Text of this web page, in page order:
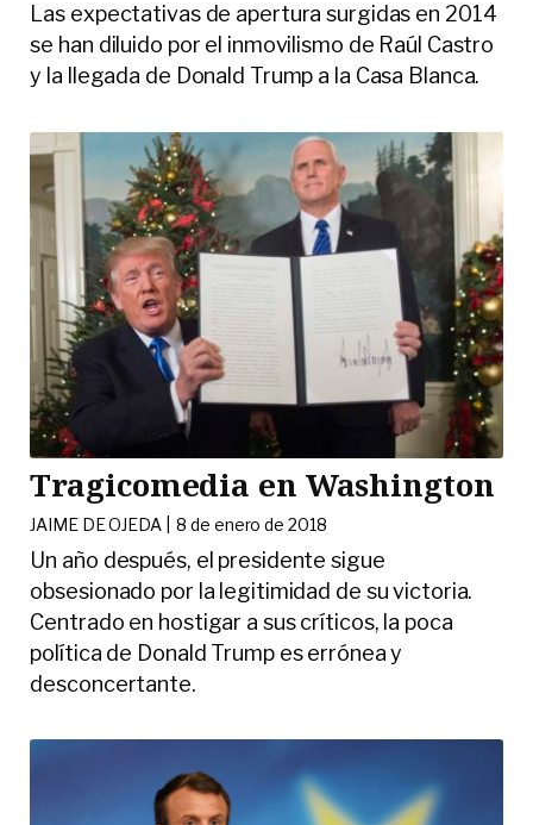
Las expectativas de apertura surgidas en 2014
se han diluido por el inmovilismo de Raúl Castro
y la llegada de Donald Trump a la Casa Blanca.
Tragicomedia en Washington
JAIME DE OJEDA |8 de enero de 2018
Un año después, el presidente sigue
obsesionado por la legitimidad de su victoria.
Centrado en hostigar a sus críticos, la poca
política de Donald Trump es errónea y
desconcertante.